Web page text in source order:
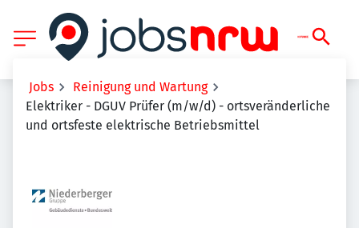
Jobs
Reinigung und Wartung
Elektriker - DGUV Prüfer (m/w/d) - ortsveränderliche
und ortsfeste elektrische Betriebsmittel